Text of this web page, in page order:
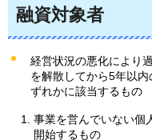
融資対象者
経営状況の悪化により
を解散してから5年以
ずれかに該当するもの
事業を営んでいない個
開始するもの